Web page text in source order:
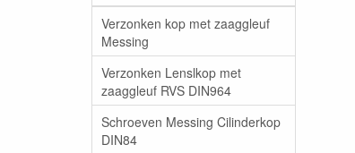
Verzonken kop met zaaggleuf
Messing
Verzonken Lenslkop met
zaaggleuf RVS DIN964
Schroeven Messing Cilinderkop
DIN84